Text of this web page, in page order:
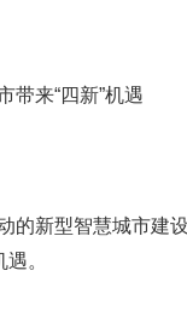
带来“四新”机遇
的新型智慧城市建
。